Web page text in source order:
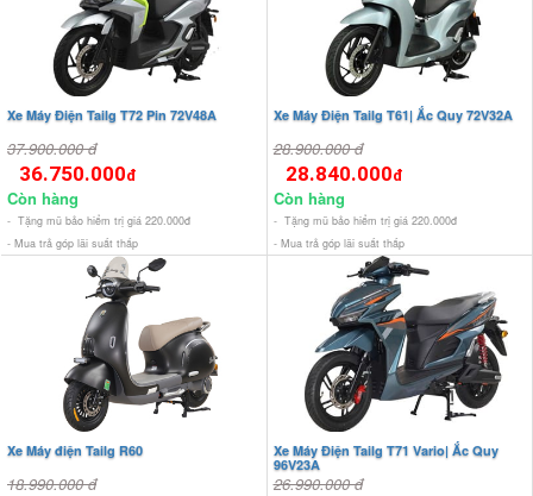
Xe Máy Điện Tailg T72 Pin 72V48A
37.900.000 đ
36.750.000đ
Còn hàng
- Tặng mũ bảo hiểm trị giá 220.000đ
- Mua trả góp lãi suất thấp
Xe Máy Điện Tailg T61| Ắc Quy 72V32A
28.900.000 đ
28.840.000đ
Còn hàng
- Tặng mũ bảo hiểm trị giá 220.000đ
- Mua trả góp lãi suất thấp
Xe Máy điện Tailg R60
18.990.000 đ
Xe Máy Điện Tailg T71 Vario| Ắc Quy
96V23A
26.990.000 đ